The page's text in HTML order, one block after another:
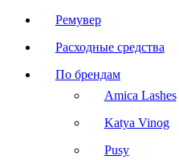
Ремувер
Расходные средства
По брендам
Amica Lashes
Katya Vinog
Pusy